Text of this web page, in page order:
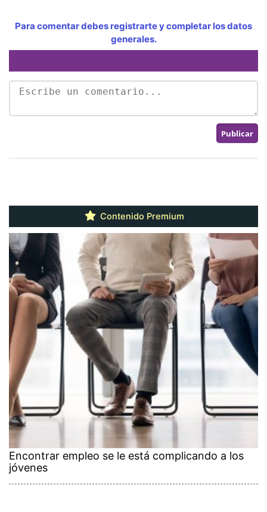
Para comentar debes registrarte y completar los datos
generales.
Contenido Premium
Encontrar empleo se le está complicando a los
jóvenes